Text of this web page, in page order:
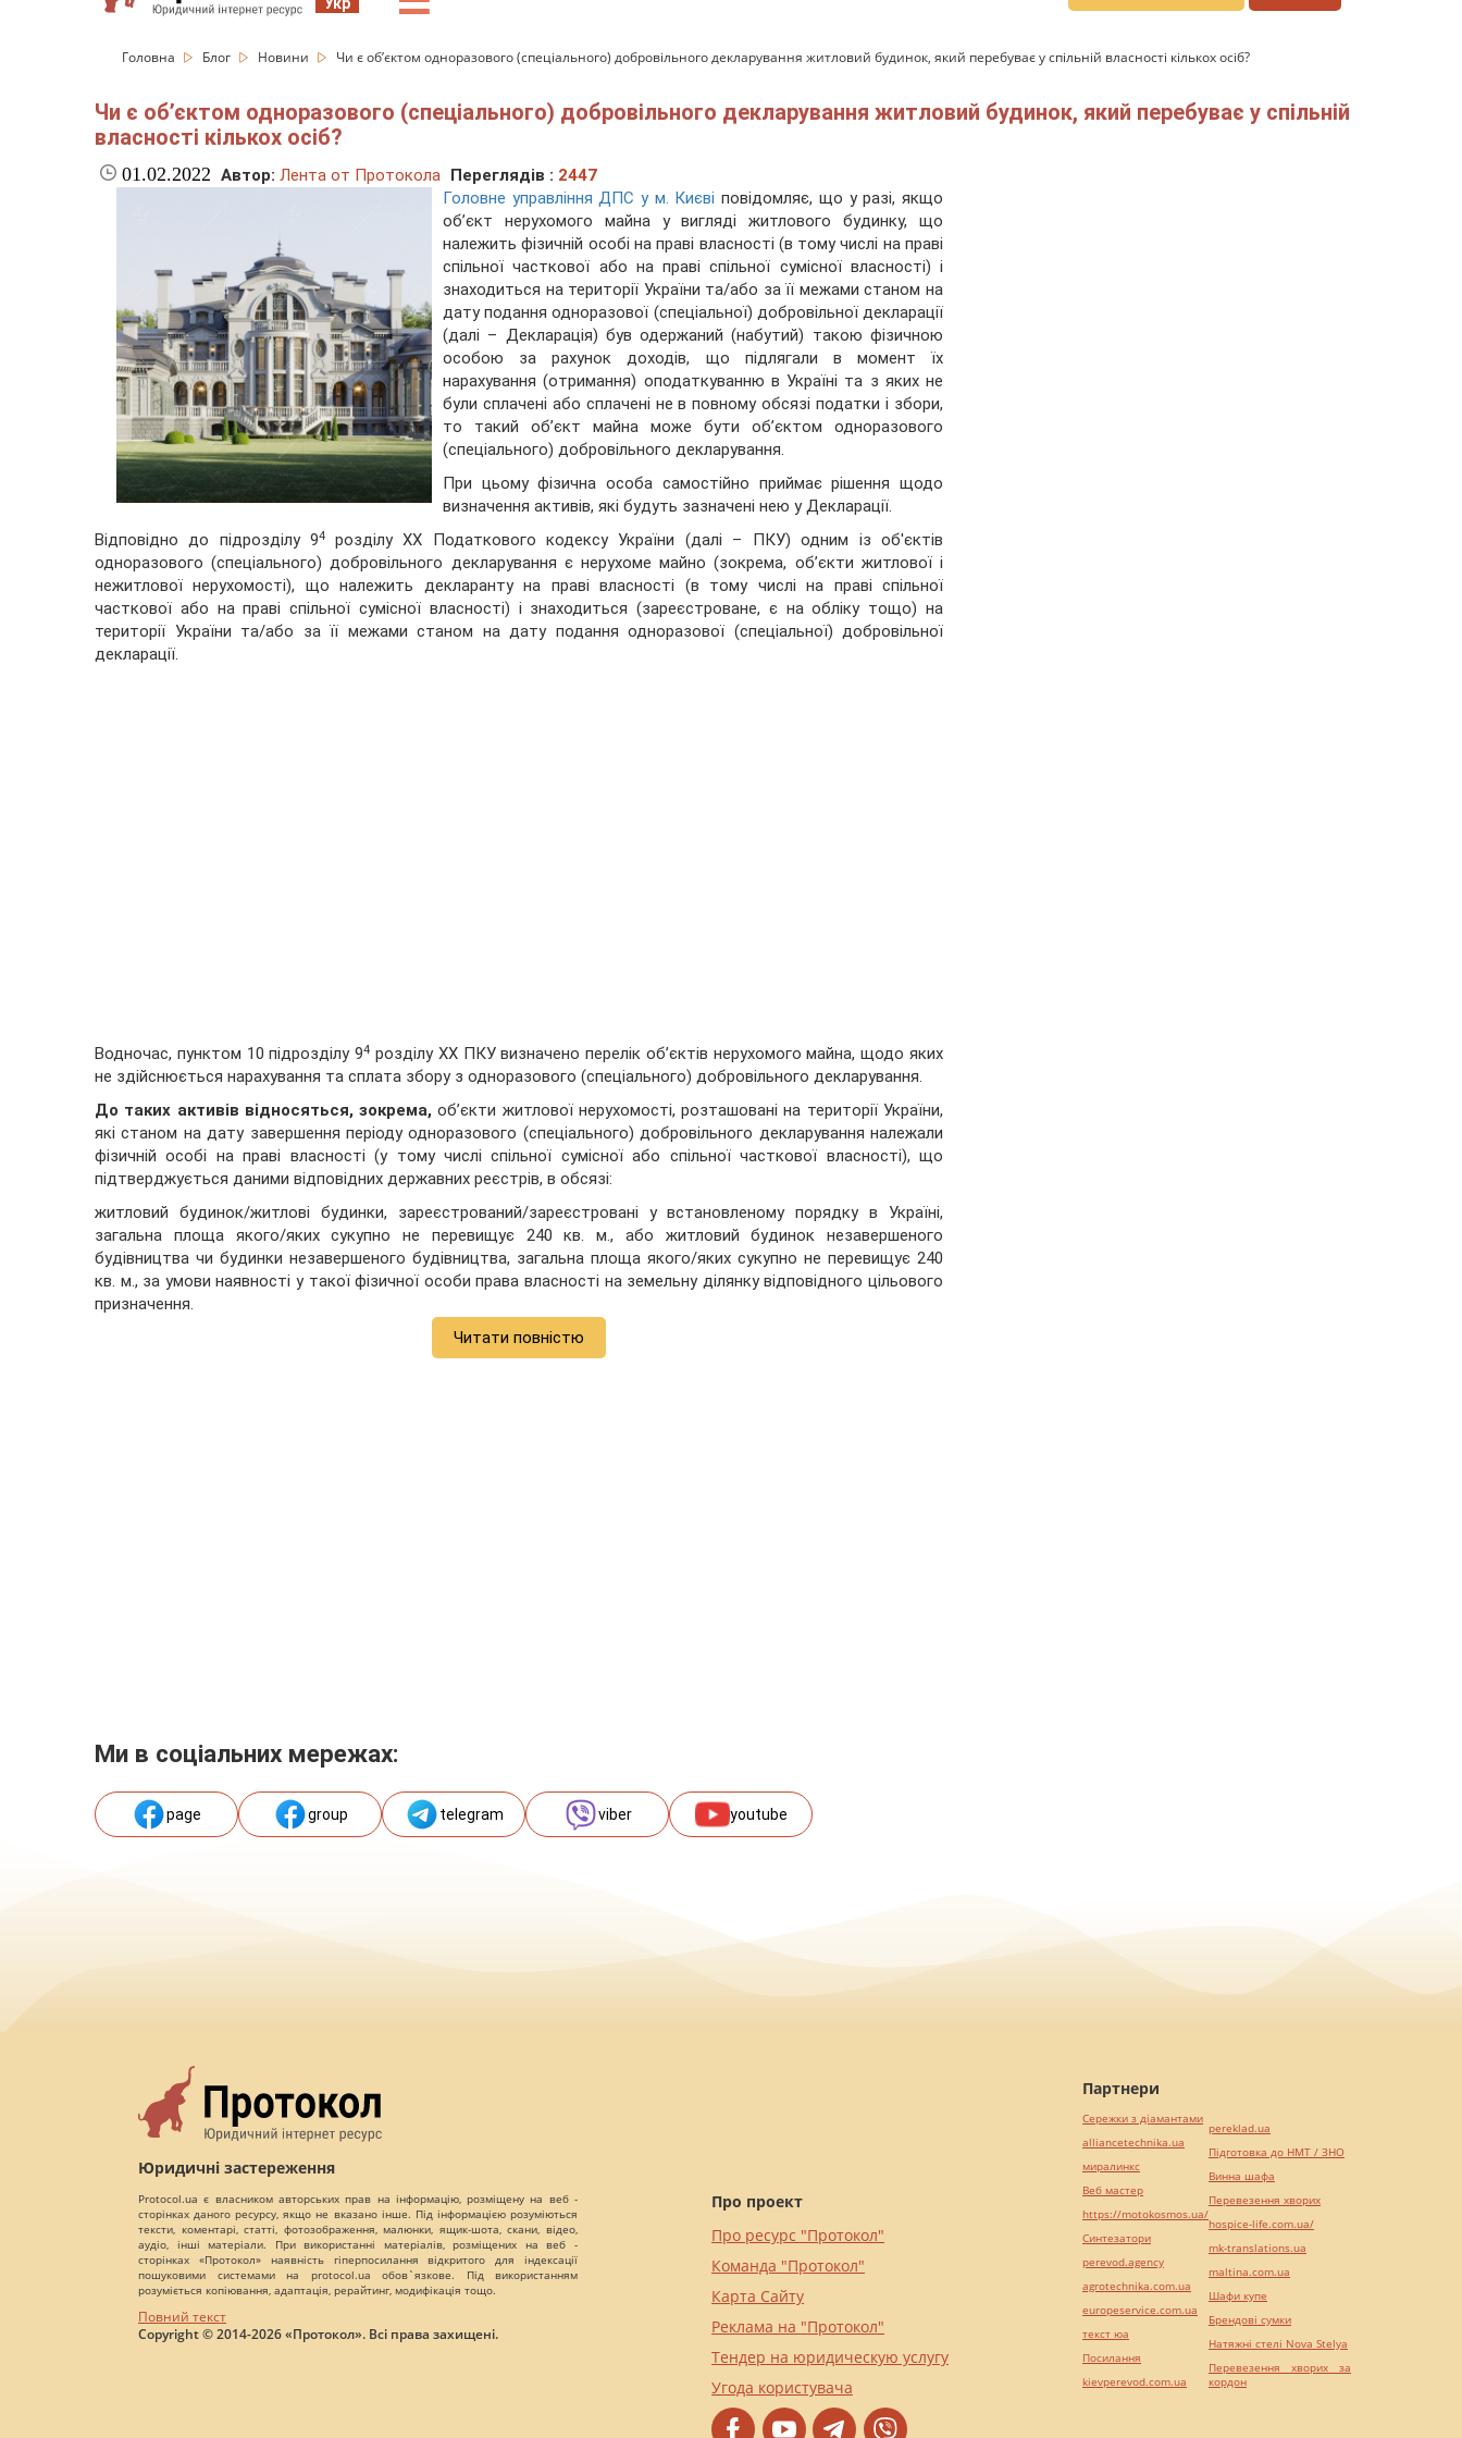
Головна Блог Новини Чи є об’єктом одноразового (спеціального) добровільного декларування житловий будинок, який перебуває у спільній власності кількох осіб?
Чи є об’єктом одноразового (спеціального) добровільного декларування житловий будинок, який перебуває у спільній
власності кількох осіб?
01.02.2022 Автор: Лента от Протокола Переглядів : 2447
Головне управління ДПС у м. Києві повідомляє, що у разі, якщо
об’єкт нерухомого майна у вигляді житлового будинку, що
належить фізичній особі на праві власності (в тому числі на праві
спільної часткової або на праві спільної сумісної власності) і
знаходиться на території України та/або за її межами станом на
дату подання одноразової (спеціальної) добровільної декларації
(далі – Декларація) був одержаний (набутий) такою фізичною
особою за рахунок доходів, що підлягали в момент їх
нарахування (отримання) оподаткуванню в Україні та з яких не
були сплачені або сплачені не в повному обсязі податки і збори,
то такий об’єкт майна може бути об’єктом одноразового
(спеціального) добровільного декларування.
При цьому фізична особа самостійно приймає рішення щодо
визначення активів, які будуть зазначені нею у Декларації.
Відповідно до підрозділу 94 розділу ХХ Податкового кодексу України (далі – ПКУ) одним із об'єктів
одноразового (спеціального) добровільного декларування є нерухоме майно (зокрема, об’єкти житлової і
нежитлової нерухомості), що належить декларанту на праві власності (в тому числі на праві спільної
часткової або на праві спільної сумісної власності) і знаходиться (зареєстроване, є на обліку тощо) на
території України та/або за її межами станом на дату подання одноразової (спеціальної) добровільної
декларації.
Водночас, пунктом 10 підрозділу 94 розділу ХХ ПКУ визначено перелік об’єктів нерухомого майна, щодо яких
не здійснюється нарахування та сплата збору з одноразового (спеціального) добровільного декларування.
До таких активів відносяться, зокрема, об’єкти житлової нерухомості, розташовані на території України,
які станом на дату завершення періоду одноразового (спеціального) добровільного декларування належали
фізичній особі на праві власності (у тому числі спільної сумісної або спільної часткової власності), що
підтверджується даними відповідних державних реєстрів, в обсязі:
житловий будинок/житлові будинки, зареєстрований/зареєстровані у встановленому порядку в Україні,
загальна площа якого/яких сукупно не перевищує 240 кв. м., або житловий будинок незавершеного
будівництва чи будинки незавершеного будівництва, загальна площа якого/яких сукупно не перевищує 240
кв. м., за умови наявності у такої фізичної особи права власності на земельну ділянку відповідного цільового
призначення.
Читати повністю
Ми в соціальних мережах:
page group telegram viber youtube
Юридичні застереження
Protocol.ua є власником авторських прав на інформацію, розміщену на веб -
сторінках даного ресурсу, якщо не вказано інше. Під інформацією розуміються
тексти, коментарі, статті, фотозображення, малюнки, ящик-шота, скани, відео,
аудіо, інші матеріали. При використанні матеріалів, розміщених на веб -
сторінках «Протокол» наявність гіперпосилання відкритого для індексації
пошуковими системами на protocol.ua обов`язкове. Під використанням
розуміється копіювання, адаптація, рерайтинг, модифікація тощо.
Повний текст
Copyright © 2014-2026 «Протокол». Всі права захищені.
Про проект
Про ресурс "Протокол"
Команда "Протокол"
Карта Сайту
Реклама на "Протокол"
Тендер на юридическую услугу
Угода користувача
Партнери
Сережки з діамантами
alliancetechnika.ua
миралинкс
Веб мастер
https://motokosmos.ua/
Синтезатори
perevod.agency
agrotechnika.com.ua
europeservice.com.ua
текст юа
Посилання
kievperevod.com.ua
pereklad.ua
Підготовка до НМТ / ЗНО
Винна шафа
Перевезення хворих
hospice-life.com.ua/
mk-translations.ua
maltina.com.ua
Шафи купе
Брендові сумки
Натяжні стелі Nova Stelya
Перевезення хворих за
кордон